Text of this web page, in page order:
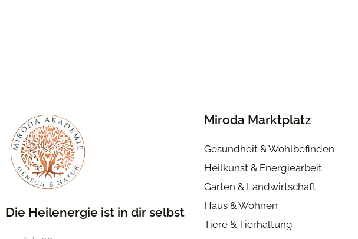
Die Heilenergie ist in dir selbst
Miroda Marktplatz
Gesundheit & Wohlbefinden
Heilkunst & Energiearbeit
Garten & Landwirtschaft
Haus & Wohnen
Tiere & Tierhaltung